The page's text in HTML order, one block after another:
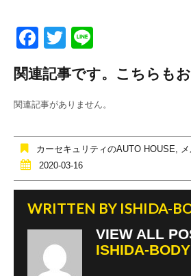
F
a
c
e
o
o
k
T
tt
er
e
関連記事です。こちらもお
関連記事がありません。
カーセキュリティのAUTO HOUSE,
2020-03-16
WRITTEN BY ISHIDA-
VIEW ALL
ISHIDA-BODY